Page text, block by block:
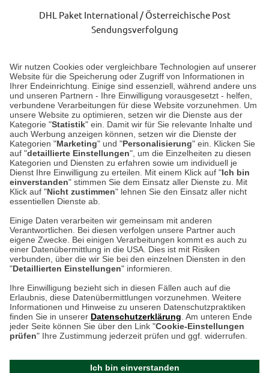
Wir nutzen Cookies oder vergleichbare Technologien auf unserer
Website für die Speicherung oder Zugriff von Informationen in
Ihrer Endeinrichtung. Einige sind essenziell, während andere uns
und unseren Partnern - Ihre Einwilligung vorausgesetzt - helfen,
verbundene Verarbeitungen für diese Website vorzunehmen. Um
unsere Website zu optimieren, setzen wir die Dienste aus der
Kategorie "Statistik" ein. Damit wir für Sie relevante Inhalte und
auch Werbung anzeigen können, setzen wir die Dienste der
Kategorien "Marketing" und "Personalisierung" ein. Klicken Sie
auf "detaillierte Einstellungen", um die Einzelheiten zu diesen
Kategorien und Diensten zu erfahren sowie um individuell je
Dienst Ihre Einwilligung zu erteilen. Mit einem Klick auf "Ich bin
einverstanden" stimmen Sie dem Einsatz aller Dienste zu. Mit
Klick auf "Nicht zustimmen" lehnen Sie den Einsatz aller nicht
essentiellen Dienste ab.
Einige Daten verarbeiten wir gemeinsam mit anderen
Verantwortlichen. Bei diesen verfolgen unsere Partner auch
eigene Zwecke. Bei einigen Verarbeitungen kommt es auch zu
einer Datenübermittlung in die USA. Dies ist mit Risiken
verbunden, über die wir Sie bei den einzelnen Diensten in den
"Detaillierten Einstellungen" informieren.
Ihre Einwilligung bezieht sich in diesen Fällen auch auf die
Erlaubnis, diese Datenübermittlungen vorzunehmen. Weitere
Informationen und Hinweise zu unseren Datenschutzpraktiken
finden Sie in unserer Datenschutzerklärung . Am unteren Ende
jeder Seite können Sie über den Link "Cookie-Einstellungen
prüfen" Ihre Zustimmung jederzeit prüfen und ggf. widerrufen.
Ich bin einverstanden
DHL Paket International / Österreichische Post
Sendungsverfolgung
Unser Geschäft in Meckenheim
Auf dem Steinbüchel 6
53340 Meckenheim
Montag bis Samstag 9:00 Uhr bis 18:00 Uhr
weitere Information
Hier finden Sie uns im Netz
AGB Rücksendung von Waren Datenschutz
Impressum
Kontakt
Zur Echtheit von Bewertungen
Hinweisgeber-Schutzgesetz
Barrierefreiheit unserer Website
am 07.08.2026 um 12:47
Cookie-Einstellungen in Ihrem Browser
ACHTUNG!
Ihr Browser speichert aktuell keine Cookies!
Leider können Sie in diesem Fall unseren Online-Shop